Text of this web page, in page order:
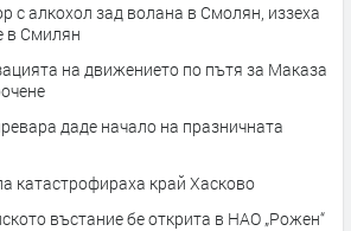
алкохол зад волана в Смолян, иззеха
в Смилян
на движението по пътя за Маказа
даде начало на празничната
катастрофираха край Хасково
въстание бе открита в НАО „Рожен“